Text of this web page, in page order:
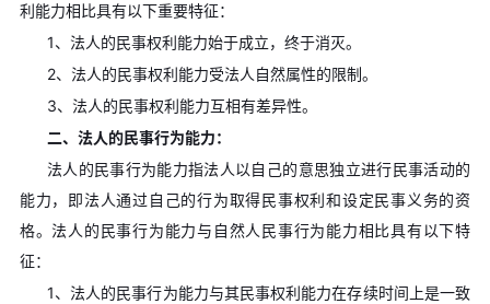
利能力相比具有以下重要特征：
1、法人的民事权利能力始于成立，终于消灭。
2、法人的民事权利能力受法人自然属性的限制。
3、法人的民事权利能力互相有差异性。
二、法人的民事行为能力：
法人的民事行为能力指法人以自己的意思独立进行民事活动的
能力，即法人通过自己的行为取得民事权利和设定民事义务的资
格。法人的民事行为能力与自然人民事行为能力相比具有以下特
征：
1、法人的民事行为能力与其民事权利能力在存续时间上是一致